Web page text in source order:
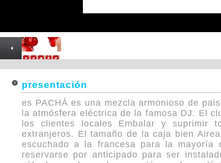
presentación
es PACHÁ es una mezcla armonioso de
la atmósfera eléctrica de la famosa DJ. El
los clientes locales Embalar y suprimir
extranjeros. El tamaño de la caja bien
escuchado a la francesa para la mayoría
reservarse por anticipado para ser